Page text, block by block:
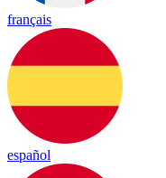
français
español